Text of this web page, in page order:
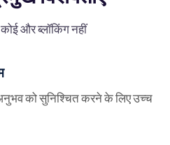
और ब्लॉकिंग नहीं
को सुनिश्चित करने के लिए उच्च